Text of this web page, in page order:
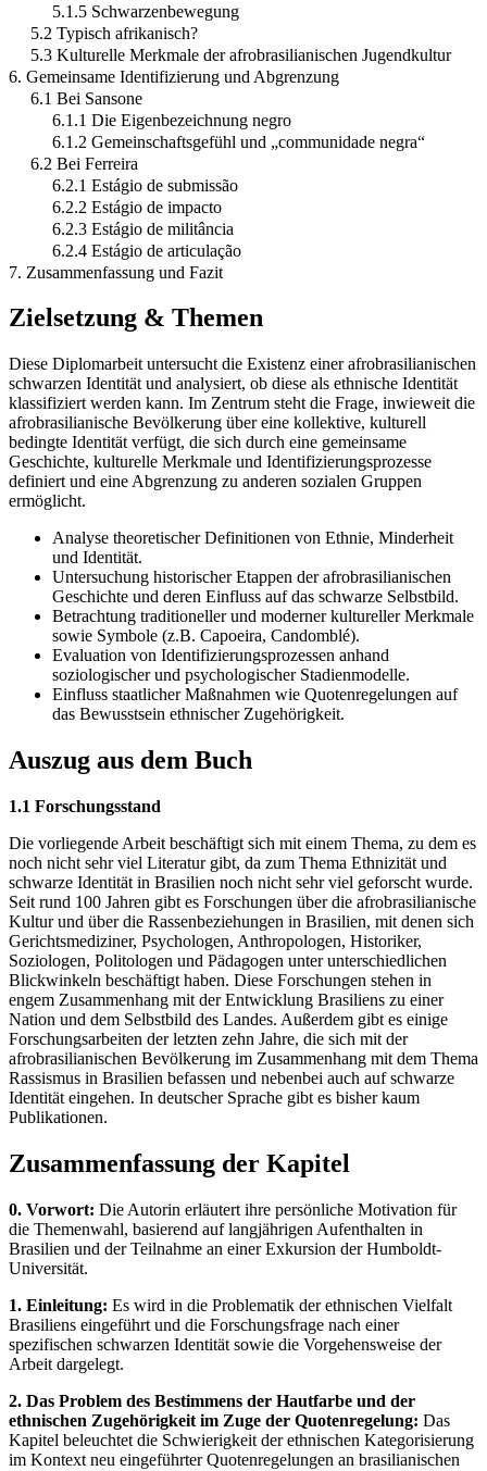
5.1.5 Schwarzenbewegung
5.2 Typisch afrikanisch?
5.3 Kulturelle Merkmale der afrobrasilianischen Jugendkultur
6. Gemeinsame Identifizierung und Abgrenzung
6.1 Bei Sansone
6.1.1 Die Eigenbezeichnung negro
6.1.2 Gemeinschaftsgefühl und „communidade negra“
6.2 Bei Ferreira
6.2.1 Estágio de submissão
6.2.2 Estágio de impacto
6.2.3 Estágio de militância
6.2.4 Estágio de articulação
7. Zusammenfassung und Fazit
Zielsetzung & Themen
Diese Diplomarbeit untersucht die Existenz einer afrobrasilianischen
schwarzen Identität und analysiert, ob diese als ethnische Identität
klassifiziert werden kann. Im Zentrum steht die Frage, inwieweit die
afrobrasilianische Bevölkerung über eine kollektive, kulturell
bedingte Identität verfügt, die sich durch eine gemeinsame
Geschichte, kulturelle Merkmale und Identifizierungsprozesse
definiert und eine Abgrenzung zu anderen sozialen Gruppen
ermöglicht.
Analyse theoretischer Definitionen von Ethnie, Minderheit
und Identität.
Untersuchung historischer Etappen der afrobrasilianischen
Geschichte und deren Einfluss auf das schwarze Selbstbild.
Betrachtung traditioneller und moderner kultureller Merkmale
sowie Symbole (z.B. Capoeira, Candomblé).
Evaluation von Identifizierungsprozessen anhand
soziologischer und psychologischer Stadienmodelle.
Einfluss staatlicher Maßnahmen wie Quotenregelungen auf
das Bewusstsein ethnischer Zugehörigkeit.
Auszug aus dem Buch
1.1 Forschungsstand
Die vorliegende Arbeit beschäftigt sich mit einem Thema, zu dem es
noch nicht sehr viel Literatur gibt, da zum Thema Ethnizität und
schwarze Identität in Brasilien noch nicht sehr viel geforscht wurde.
Seit rund 100 Jahren gibt es Forschungen über die afrobrasilianische
Kultur und über die Rassenbeziehungen in Brasilien, mit denen sich
Gerichtsmediziner, Psychologen, Anthropologen, Historiker,
Soziologen, Politologen und Pädagogen unter unterschiedlichen
Blickwinkeln beschäftigt haben. Diese Forschungen stehen in
engem Zusammenhang mit der Entwicklung Brasiliens zu einer
Nation und dem Selbstbild des Landes. Außerdem gibt es einige
Forschungsarbeiten der letzten zehn Jahre, die sich mit der
afrobrasilianischen Bevölkerung im Zusammenhang mit dem Thema
Rassismus in Brasilien befassen und nebenbei auch auf schwarze
Identität eingehen. In deutscher Sprache gibt es bisher kaum
Publikationen.
Zusammenfassung der Kapitel
0. Vorwort: Die Autorin erläutert ihre persönliche Motivation für
die Themenwahl, basierend auf langjährigen Aufenthalten in
Brasilien und der Teilnahme an einer Exkursion der Humboldt-
Universität.
1. Einleitung: Es wird in die Problematik der ethnischen Vielfalt
Brasiliens eingeführt und die Forschungsfrage nach einer
spezifischen schwarzen Identität sowie die Vorgehensweise der
Arbeit dargelegt.
2. Das Problem des Bestimmens der Hautfarbe und der
ethnischen Zugehörigkeit im Zuge der Quotenregelung: Das
Kapitel beleuchtet die Schwierigkeit der ethnischen Kategorisierung
im Kontext neu eingeführter Quotenregelungen an brasilianischen